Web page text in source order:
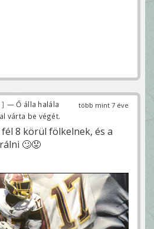
több mint 7 éve
— Ő álla halála
várta be végét.
8 körül fölkelnek, és a
🙄😟